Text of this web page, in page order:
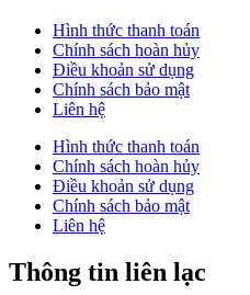
Hình thức thanh toán
Chính sách hoàn hủy
Điều khoản sử dụng
Chính sách bảo mật
Liên hệ
Hình thức thanh toán
Chính sách hoàn hủy
Điều khoản sử dụng
Chính sách bảo mật
Liên hệ
Thông tin liên lạc